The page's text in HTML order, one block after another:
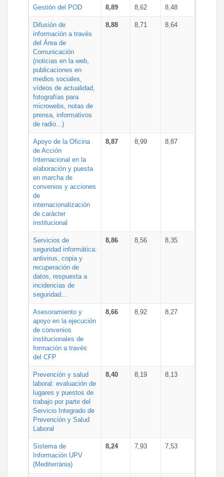
Gestión del POD 8,89 8,62 8,48
Difusión de
información a través
del Área de
Comunicación
(noticias en la web,
publicaciones en
medios sociales,
vídeos de actualidad,
fotografías para
microwebs, notas de
prensa, informativos
de radio...)
8,88 8,71 8,64
Apoyo de la Oficina
de Acción
Internacional en la
elaboración y puesta
en marcha de
convenios y acciones
de
internacionalización
de carácter
institucional
8,87 8,99 8,87
Servicios de
seguridad informática:
antivirus, copia y
recuperación de
datos, respuesta a
incidencias de
seguridad...
8,86 8,56 8,35
Asesoramiento y
apoyo en la ejecución
de convenios
institucionales de
formación a través
del CFP
8,66 8,92 8,27
Prevención y salud
laboral: evaluación de
lugares y puestos de
trabajo por parte del
Servicio Integrado de
Prevención y Salud
Laboral
8,40 8,19 8,13
Sistema de
Información UPV
(Mediterrània)
8,24 7,93 7,53